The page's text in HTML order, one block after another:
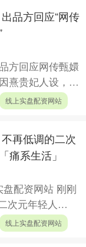
品方回应“网传
方回应网传甄嬛
熹贵妃人设，被
要下架#。4
线上实盘配资网站
再低调的二次
痛系生活」
配资网站 刚刚
次元年轻人
来，百联ZX创
线上实盘配资网站